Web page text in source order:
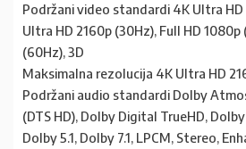
Podržani video standardi 4K Ultra HD
Ultra HD 2160p (30Hz), Full HD 1080p
(60Hz), 3D
Maksimalna rezolucija 4K Ultra HD
Podržani audio standardi Dolby
(DTS HD), Dolby Digital TrueHD,
Dolby 5.1, Dolby 7.1, LPCM, Stereo,